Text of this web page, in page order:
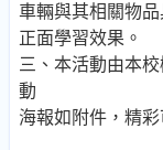
車輛與其相關物
正面學習效果。
三、本活動由本
動
海報如附件，精